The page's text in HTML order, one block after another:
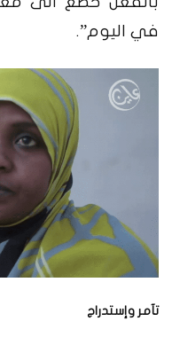
في اليوم”.
تآمر وإستدراج